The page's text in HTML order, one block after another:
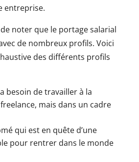
entreprise.
noter que le portage salarial
de nombreux profils. Voici
des différents profils
besoin de travailler à la
mais dans un cadre
qui est en quête d’une
pour rentrer dans le monde